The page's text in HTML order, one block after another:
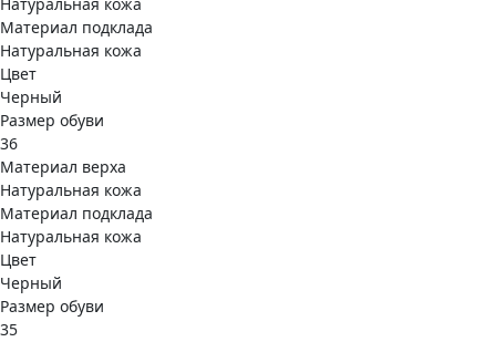
Материал подклада
Натуральная кожа
Цвет
Черный
Размер обуви
36
Материал верха
Натуральная кожа
Материал подклада
Натуральная кожа
Цвет
Черный
Размер обуви
35